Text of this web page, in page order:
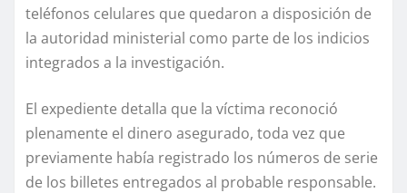
teléfonos celulares que quedaron a disposición de
la autoridad ministerial como parte de los indicios
integrados a la investigación.
El expediente detalla que la víctima reconoció
plenamente el dinero asegurado, toda vez que
previamente había registrado los números de serie
de los billetes entregados al probable responsable.